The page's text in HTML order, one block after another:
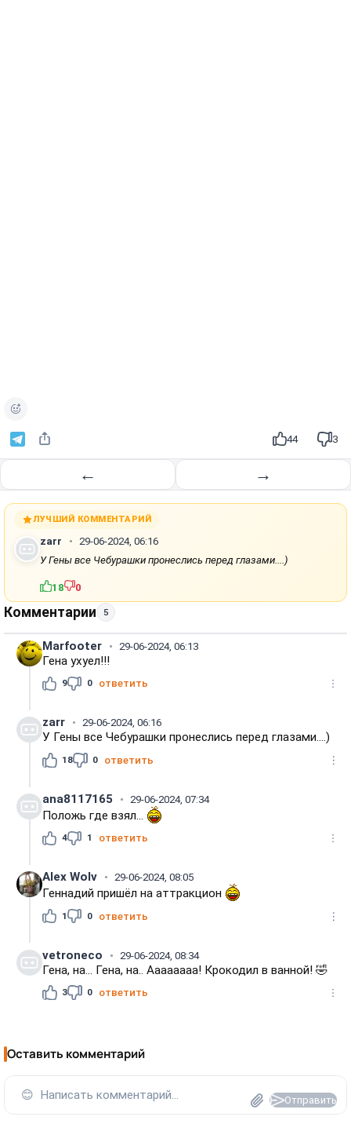
44 3
← →
ЛУЧШИЙ КОММЕНТАРИЙ
zarr
29-06-2024, 06:16
У Гены все Чебурашки пронеслись перед глазами....)
18 0
Комментарии 5
Marfooter 29-06-2024, 06:13
Гена ухуел!!!
9 0 ответить
zarr 29-06-2024, 06:16
У Гены все Чебурашки пронеслись перед глазами....)
18 0 ответить
ana8117165 29-06-2024, 07:34
Положь где взял...
4 1 ответить
Alex Wolv 29-06-2024, 08:05
Геннадий пришёл на аттракцион
1 0 ответить
vetroneco 29-06-2024, 08:34
Гена, на... Гена, на.. Аааааааа! Крокодил в ванной! 🤣
3 0 ответить
Оставить комментарий
😊 Написать комментарий... Отправить